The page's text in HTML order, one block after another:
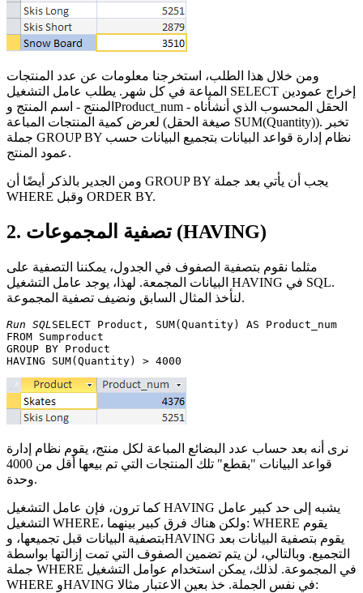
ومن خلال هذا الطلب، استخرجنا معلومات عن عدد المنتجات
المباعة في كل شهر. يطلب عامل التشغيل SELECT إخراج عمودين
المنتج - اسم المنتج وProduct_num - الحقل المحسوب الذي أنشأناه
لعرض كمية المنتجات المباعة (صيغة الحقل SUM(Quantity)). تخبر
جملة GROUP BY نظام إدارة قواعد البيانات بتجميع البيانات حسب
عمود المنتج.
ومن الجدير بالذكر أيضًا أن GROUP BY يجب أن يأتي بعد جملة
WHERE وقبل ORDER BY.
2. تصفية المجموعات (HAVING)
مثلما نقوم بتصفية الصفوف في الجدول، يمكننا التصفية على
البيانات المجمعة. لهذا، يوجد عامل التشغيل HAVING في SQL.
لنأخذ المثال السابق ونضيف تصفية المجموعة.
Run SQL SELECT Product, SUM(Quantity) AS Product_num
FROM Sumproduct
GROUP BY Product
نرى أنه بعد حساب عدد البضائع المباعة لكل منتج، يقوم نظام إدارة
قواعد البيانات "بقطع" تلك المنتجات التي تم بيعها أقل من 4000
وحدة.
كما ترون، فإن عامل التشغيل HAVING يشبه إلى حد كبير عامل
التشغيل WHERE، ولكن هناك فرق كبير بينهما: WHERE يقوم
بتصفية البيانات قبل تجميعها، وHAVING يقوم بتصفية البيانات بعد
التجميع. وبالتالي، لن يتم تضمين الصفوف التي تمت إزالتها بواسطة
جملة WHERE في المجموعة. لذلك، يمكن استخدام عوامل التشغيل
WHERE وHAVING في نفس الجملة. خذ بعين الاعتبار مثالا: